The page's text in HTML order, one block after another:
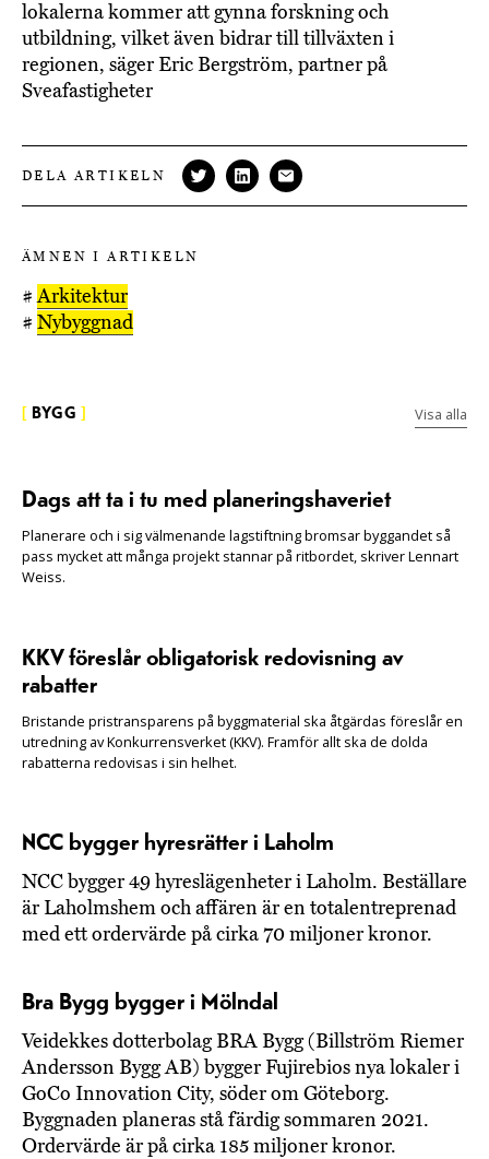
lokalerna kommer att gynna forskning och
utbildning, vilket även bidrar till tillväxten i
regionen, säger Eric Bergström, partner på
Sveafastigheter
DELA ARTIKELN
ÄMNEN I ARTIKELN
#Arkitektur
# Nybyggnad
BYGG Visa alla
Dags att ta i tu med planeringshaveriet
Planerare och i sig välmenande lagstiftning bromsar byggandet så
pass mycket att många projekt stannar på ritbordet, skriver Lennart
Weiss.
KKV föreslår obligatorisk redovisning av
rabatter
Bristande pristransparens på byggmaterial ska åtgärdas föreslår en
utredning av Konkurrensverket (KKV). Framför allt ska de dolda
rabatterna redovisas i sin helhet.
NCC bygger hyresrätter i Laholm
NCC bygger 49 hyreslägenheter i Laholm. Beställare
är Laholmshem och affären är en totalentreprenad
med ett ordervärde på cirka 70 miljoner kronor.
Bra Bygg bygger i Mölndal
Veidekkes dotterbolag BRA Bygg (Billström Riemer
Andersson Bygg AB) bygger Fujirebios nya lokaler i
GoCo Innovation City, söder om Göteborg.
Byggnaden planeras stå färdig sommaren 2021.
Ordervärde är på cirka 185 miljoner kronor.